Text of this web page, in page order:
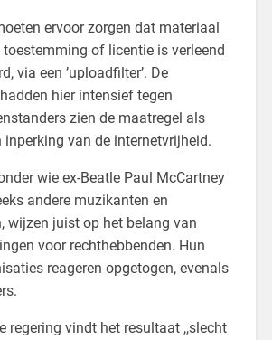
ervoor zorgen dat materiaal
of licentie is verleend
via een ’uploadfilter’. De
hier intensief tegen
zien de maatregel als
inperking van de internetvrijheid.
wie ex-Beatle Paul McCartney
andere muzikanten en
wijzen juist op het belang van
voor rechthebbenden. Hun
reageren opgetogen, evenals
regering vindt het resultaat ,,slecht